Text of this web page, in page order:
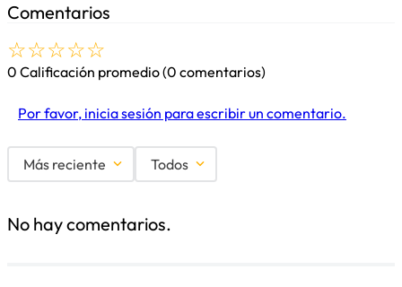
Comentarios
☆☆☆☆☆
0 Calificación promedio(0 comentarios)
Por favor, inicia sesión para escribir un comentario.
Más reciente Todos
No hay comentarios.